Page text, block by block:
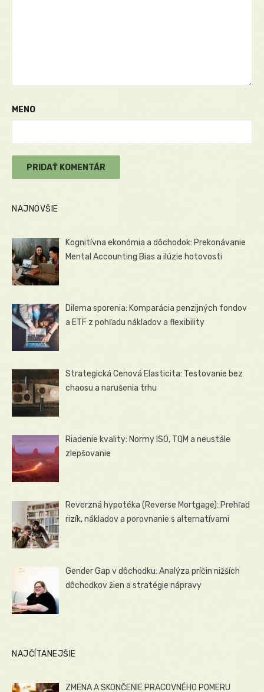
MENO
NAJNOVŠIE
Kognitívna ekonómia a dôchodok: Prekonávanie
Mental Accounting Bias a ilúzie hotovosti
Dilema sporenia: Komparácia penzijných fondov
a ETF z pohľadu nákladov a flexibility
Strategická Cenová Elasticita: Testovanie bez
chaosu a narušenia trhu
Riadenie kvality: Normy ISO, TQM a neustále
zlepšovanie
Reverzná hypotéka (Reverse Mortgage): Prehľad
rizík, nákladov a porovnanie s alternatívami
Gender Gap v dôchodku: Analýza príčin nižších
dôchodkov žien a stratégie nápravy
NAJČÍTANEJŠIE
ZMENA A SKONČENIE PRACOVNÉHO POMERU